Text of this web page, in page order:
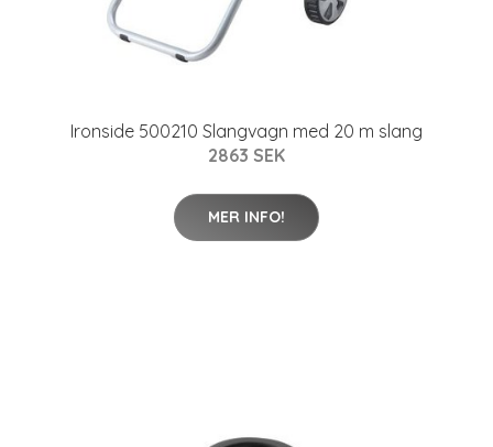
Ironside 500210 Slangvagn med 20 m slang
2863 SEK
MER INFO!